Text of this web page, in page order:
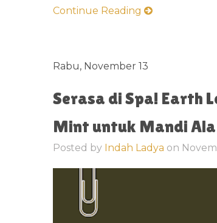
Continue Reading
Rabu, November 13
Serasa di Spa! Earth
Mint untuk Mandi
Posted by Indah Ladya on